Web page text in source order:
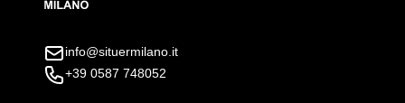
info@situermilano.it
+39 0587 748052